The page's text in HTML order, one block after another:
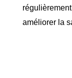
améliorer la